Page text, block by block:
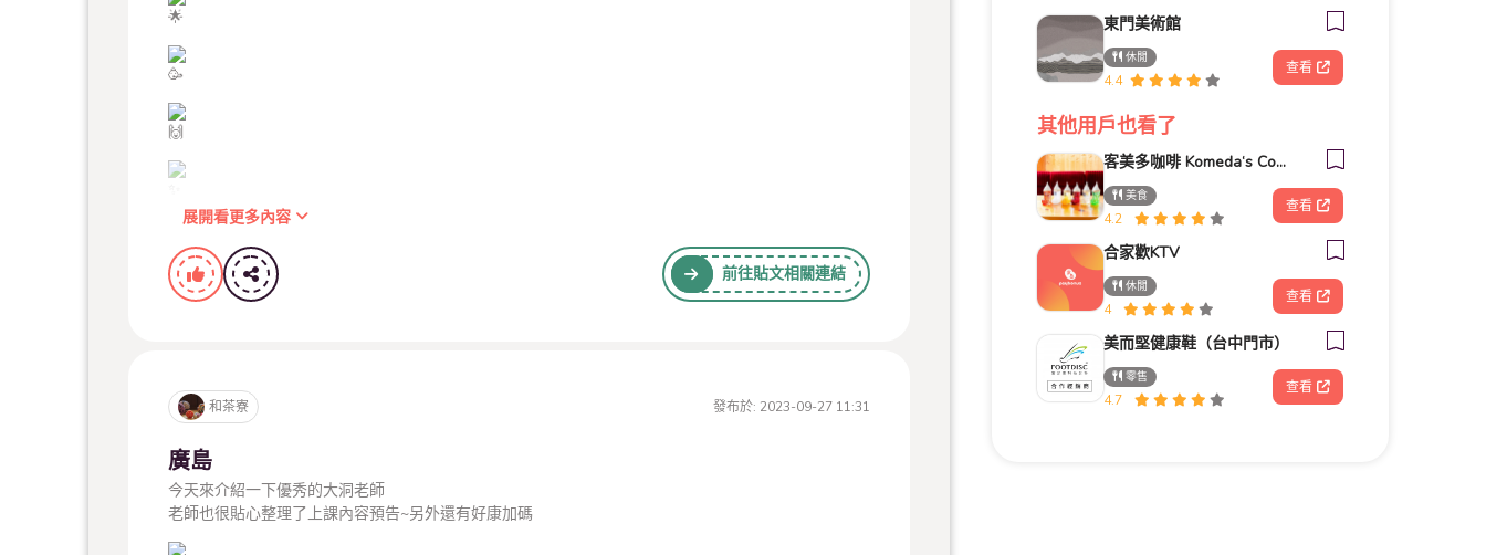
提到「#廣島」，大家會聯想到美麗的
」這首歌呢?
展開看更多內容
前往貼文相關連結
和茶寮 發布於: 2023-09-27 11:31
廣島
今天來介紹一下優秀的大洞老師
老師也很貼心整理了上課內容預告~另外還有好康加碼
東門美術館
休閒
4.4
查看
其他用戶也看了
客美多咖啡 Komeda‘s Coffee - 台南小北店
美食
4.2
查看
合家歡KTV
休閒
4
查看
美而堅健康鞋（台中門市）
零售
4.7
查看